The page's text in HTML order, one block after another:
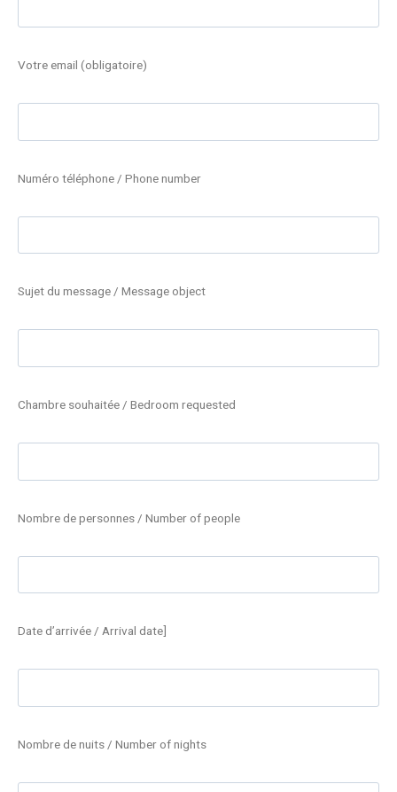
Votre email (obligatoire)
Numéro téléphone / Phone number
Sujet du message / Message object
Chambre souhaitée / Bedroom requested
Nombre de personnes / Number of people
Date d’arrivée / Arrival date]
Nombre de nuits / Number of nights